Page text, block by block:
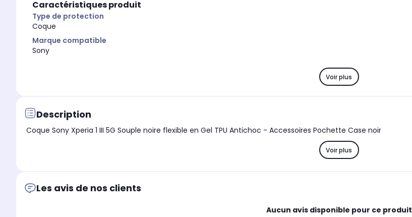
Caractéristiques produit
Type de protection
Coque
Marque compatible
Sony
Voir plus
Description
Coque Sony Xperia 1 III 5G Souple noire flexible en Gel TPU Antichoc - Accessoires Pochette Case noir
Voir plus
Les avis de nos clients
Aucun avis disponible pour ce produit